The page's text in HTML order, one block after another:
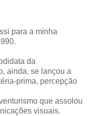
para a minha
da
ainda, se lançou a
prima, percepção
que assolou
visuais.